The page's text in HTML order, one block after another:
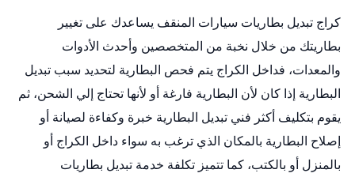
كراج تبديل بطاريات سيارات المنقف يساعدك على تغيير
بطاريتك من خلال نخبة من المتخصصين وأحدث الأدوات
والمعدات، فداخل الكراج يتم فحص البطارية لتحديد سبب تبديل
البطارية إذا كان لأن البطارية فارغة أو لأنها تحتاج إلي الشحن، ثم
يقوم بتكليف أكثر فني تبديل البطارية خبرة وكفاءة لصيانة أو
إصلاح البطارية بالمكان الذي ترغب به سواء داخل الكراج أو
بالمنزل أو بالكتب، كما تتميز تكلفة خدمة تبديل بطاريات